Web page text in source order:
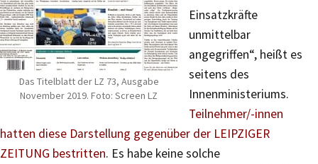
Das Titelblatt der LZ 73, Ausgabe
November 2019. Foto: Screen LZ
Einsatzkräfte
unmittelbar
angegriffen“, heißt es
seitens des
Innenministeriums.
Teilnehmer/-innen
hatten diese Darstellung gegenüber der LEIPZIGER
ZEITUNG bestritten. Es habe keine solche